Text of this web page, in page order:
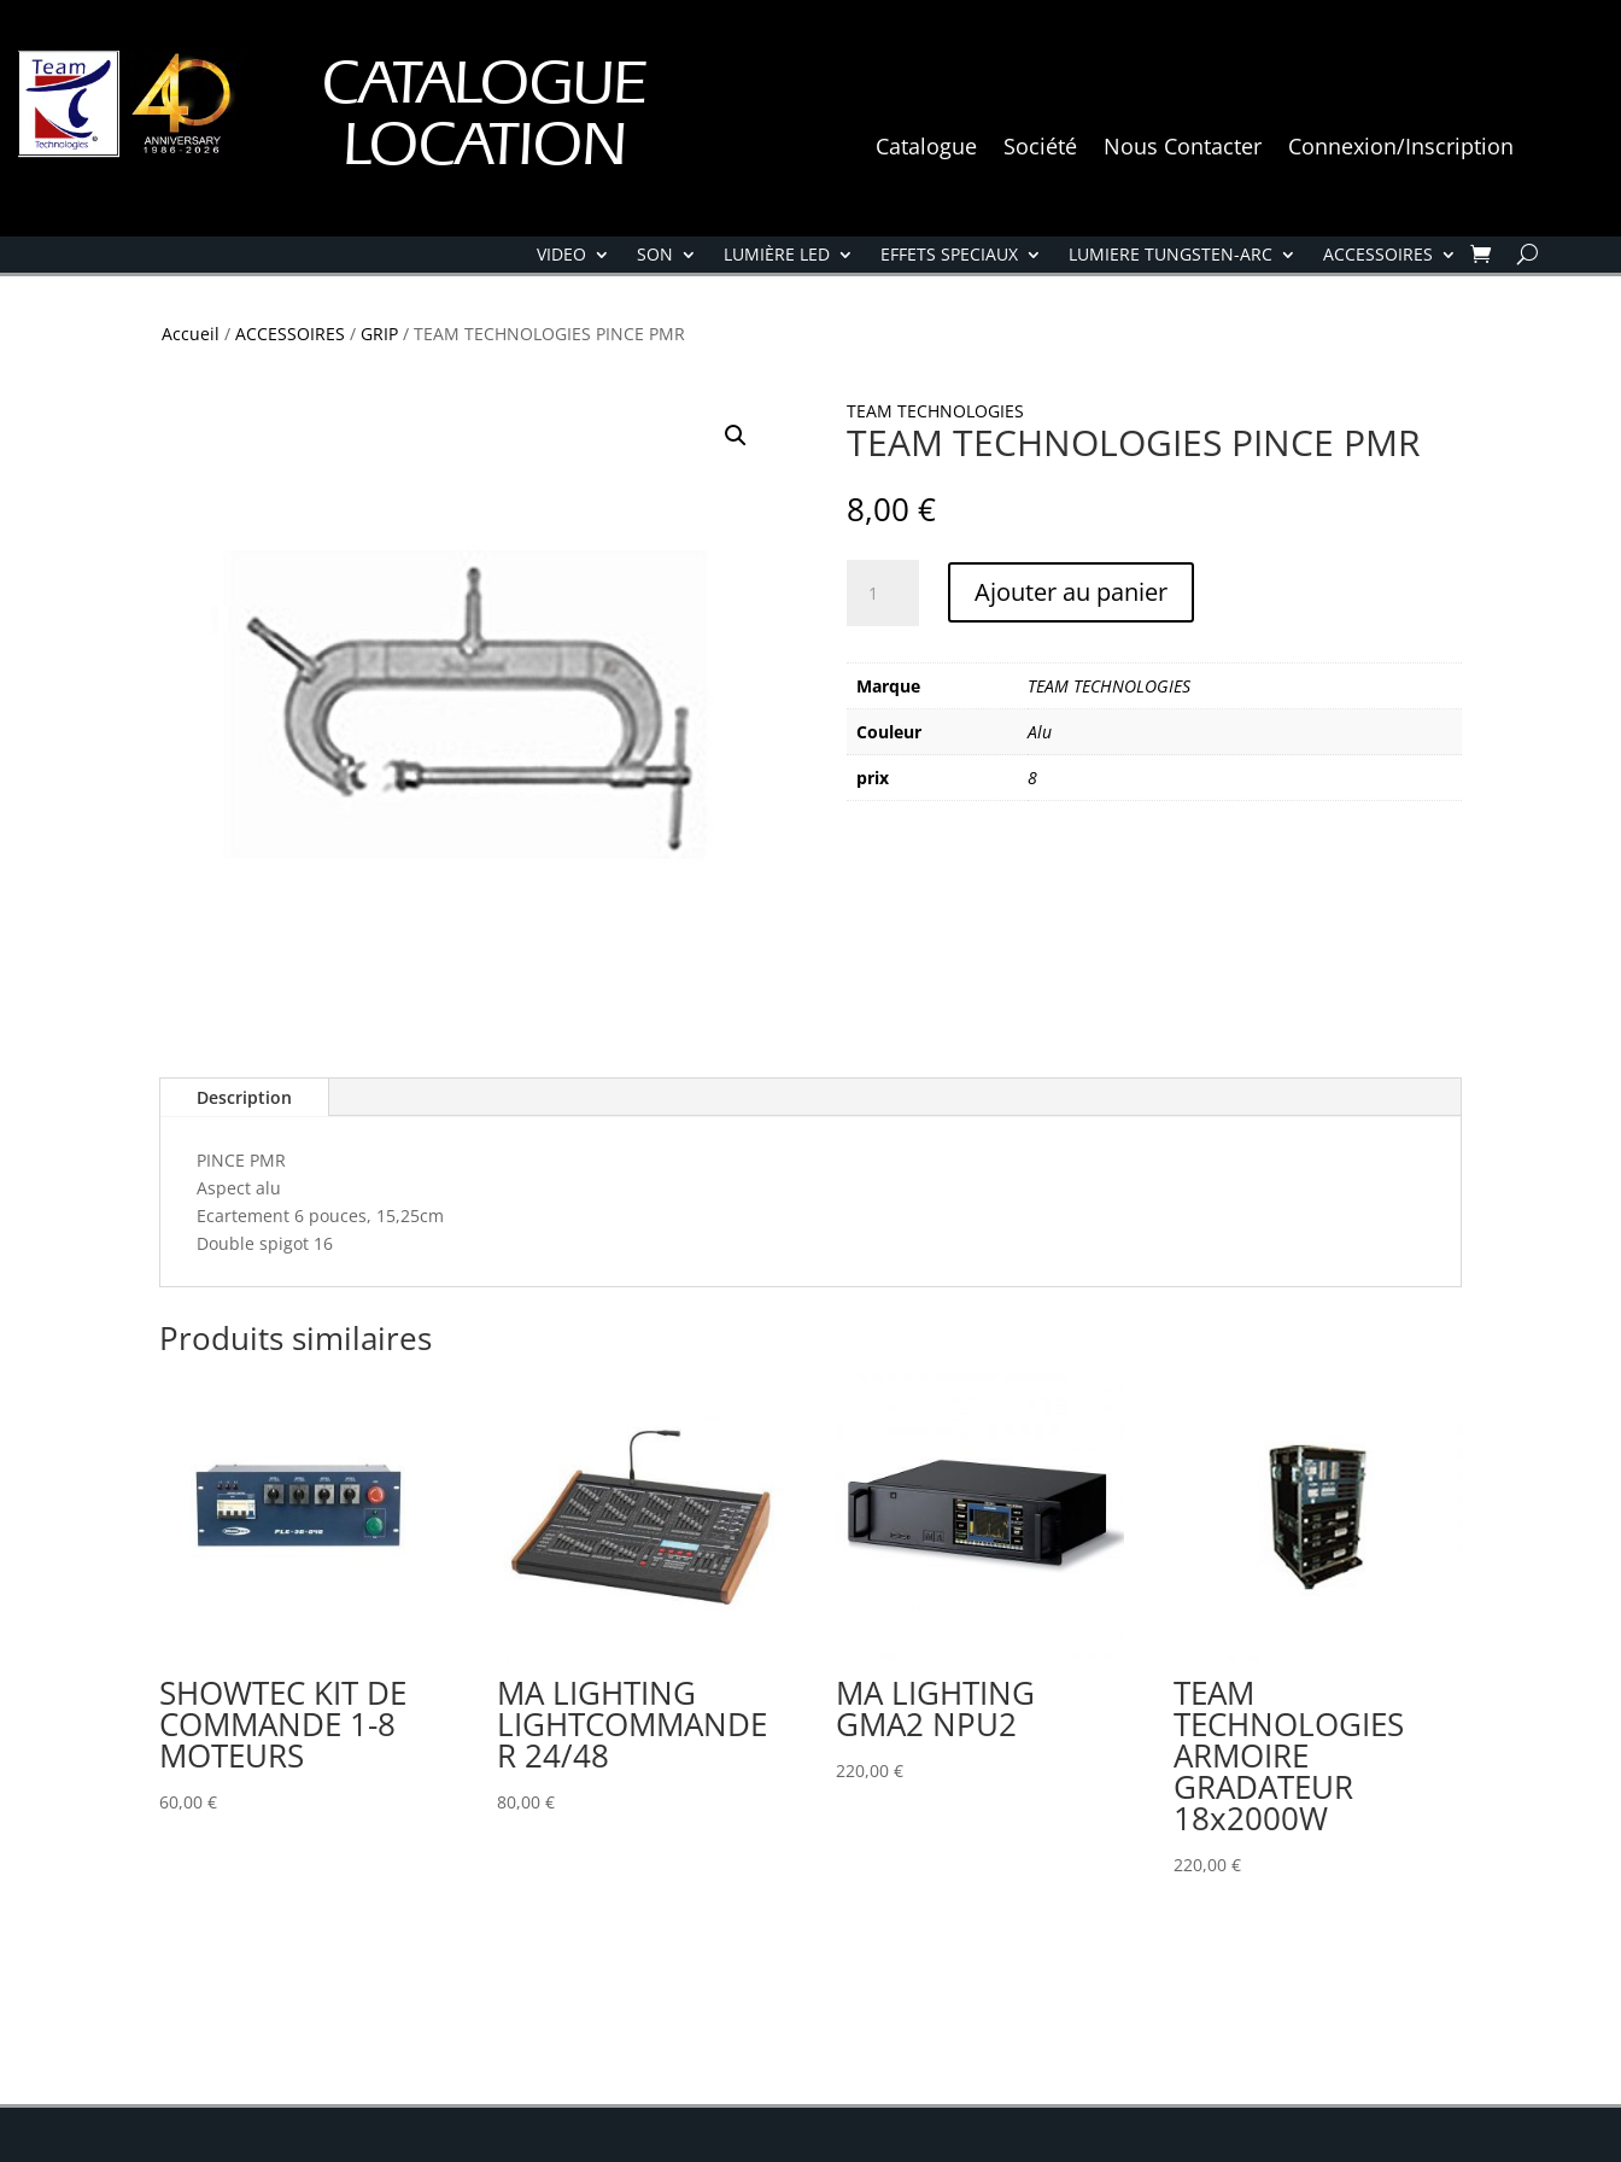
CATALOGUE
LOCATION
Catalogue Société Nous Contacter Connexion/Inscription
VIDEO SON LUMIÈRE LED EFFETS SPECIAUX LUMIERE TUNGSTEN-ARC ACCESSOIRES
Accueil /ACCESSOIRES /GRIP / TEAM TECHNOLOGIES PINCE PMR
TEAM TECHNOLOGIES
TEAM TECHNOLOGIES PINCE PMR
8,00 €
PINCE
PMR
Ajouter au panier
Marque
TEAM TECHNOLOGIES
Couleur
Alu
prix
8
Description
PINCE PMR
Aspect alu
Ecartement 6 pouces, 15,25cm
Double spigot 16
Produits similaires
SHOWTEC KIT DE
COMMANDE 1-8
MOTEURS
60,00 €
MA LIGHTING
LIGHTCOMMANDE
R 24/48
80,00€
MA LIGHTING
GMA2 NPU2
220,00 €
TEAM
TECHNOLOGIES
ARMOIRE
GRADATEUR
18x2000W
220,00 €